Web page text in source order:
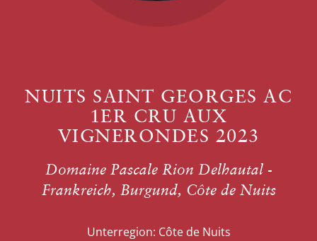
NUITS SAINT GEORGES AC
1ER CRU AUX
VIGNERONDES 2023
Domaine Pascale Rion Delhautal -
Frankreich, Burgund, Côte de Nuits
Unterregion: Côte de Nuits